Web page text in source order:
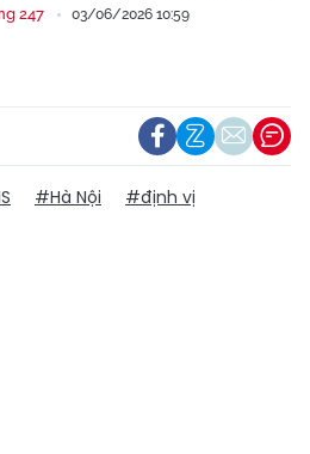
247 03/06/2026 10:59
#Hà Nội
#định vị